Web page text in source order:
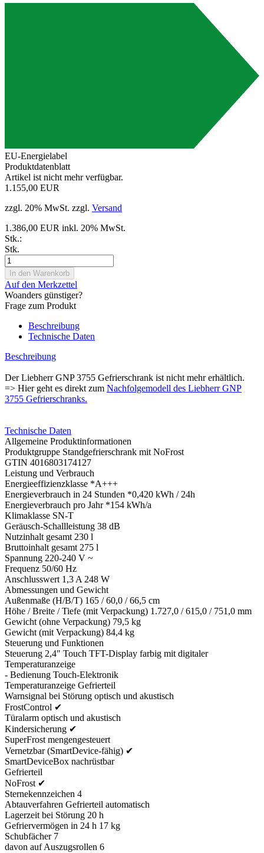
EU-Energielabel
Produktdatenblatt
Artikel ist nicht mehr verfügbar.
1.155,00 EUR
zzgl. 20% MwSt. zzgl. Versand
1.386,00 EUR inkl. 20% MwSt.
Stk.:
Stk.
Auf den Merkzettel
Woanders günstiger?
Frage zum Produkt
Beschreibung
Technische Daten
Beschreibung
Der Liebherr GNP 3755 Gefrierschrank ist nicht mehr erhältlich.
=> Hier geht es direkt zum Nachfolgemodell des Liebherr GNP
3755 Gefrierschranks.
Technische Daten
Allgemeine Produktinformationen
Produktgruppe Standgefrierschrank mit NoFrost
GTIN 4016803174127
Leistung und Verbrauch
Energieeffizienzklasse *A+++
Energieverbrauch in 24 Stunden *0,420 kWh / 24h
Energieverbrauch pro Jahr *154 kWh/a
Klimaklasse SN-T
Geräusch-Schallleistung 38 dB
Nutzinhalt gesamt 230 l
Bruttoinhalt gesamt 275 l
Spannung 220-240 V ~
Frequenz 50/60 Hz
Anschlusswert 1,3 A 248 W
Abmessungen und Gewicht
Außenmaße (H/B/T) 165 / 60,0 / 66,5 cm
Höhe / Breite / Tiefe (mit Verpackung) 1.727,0 / 615,0 / 751,0 mm
Gewicht (ohne Verpackung) 79,5 kg
Gewicht (mit Verpackung) 84,4 kg
Steuerung und Funktionen
Steuerung 2,4" Touch TFT-Display farbig mit digitaler
Temperaturanzeige
- Bedienung Touch-Elektronik
Temperaturanzeige Gefrierteil
Warnsignal bei Störung optisch und akustisch
FrostControl ✔
Türalarm optisch und akustisch
Kindersicherung ✔
SuperFrost mengengesteuert
Vernetzbar (SmartDevice-fähig) ✔
SmartDeviceBox nachrüstbar
Gefrierteil
NoFrost ✔
Sternekennzeichen 4
Abtauverfahren Gefrierteil automatisch
Lagerzeit bei Störung 20 h
Gefriervermögen in 24 h 17 kg
Schubfächer 7
davon auf Auszugsrollen 6